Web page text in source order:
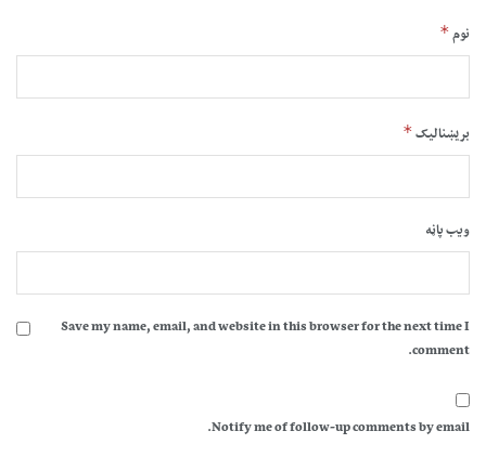
نوم*
بریښنالیک*
ویب پاڼه
Save my name, email, and website in this browser for the next time I
comment.
Notify me of follow-up comments by email.